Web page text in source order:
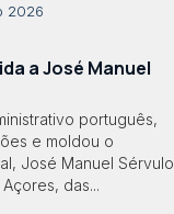
2026
a José Manuel
português,
e moldou o
José Manuel Sérvulo
das...